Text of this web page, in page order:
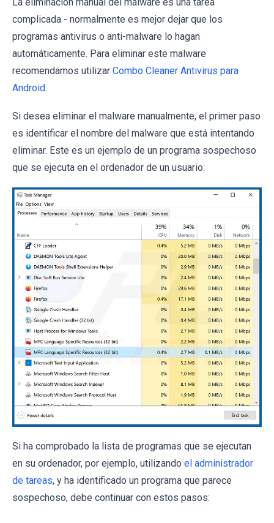
La eliminación manual del malware es una tarea
complicada - normalmente es mejor dejar que los
programas antivirus o anti-malware lo hagan
automáticamente. Para eliminar este malware
recomendamos utilizar Combo Cleaner Antivirus para
Android.
Si desea eliminar el malware manualmente, el primer paso
es identificar el nombre del malware que está intentando
eliminar. Este es un ejemplo de un programa sospechoso
que se ejecuta en el ordenador de un usuario:
Si ha comprobado la lista de programas que se ejecutan
en su ordenador, por ejemplo, utilizando el administrador
de tareas, y ha identificado un programa que parece
sospechoso, debe continuar con estos pasos: